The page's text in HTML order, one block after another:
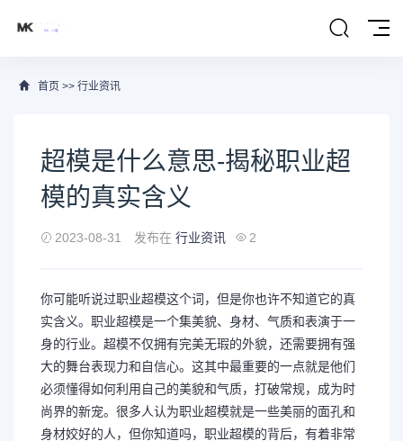
首页 >> 行业资讯
超模是什么意思-揭秘职业超
模的真实含义
2023-08-31 发布在 行业资讯 2
你可能听说过职业超模这个词，但是你也许不知道它的真
实含义。职业超模是一个集美貌、身材、气质和表演于一
身的行业。超模不仅拥有完美无瑕的外貌，还需要拥有强
大的舞台表现力和自信心。这其中最重要的一点就是他们
必须懂得如何利用自己的美貌和气质，打破常规，成为时
尚界的新宠。很多人认为职业超模就是一些美丽的面孔和
身材姣好的人，但你知道吗，职业超模的背后，有着非常